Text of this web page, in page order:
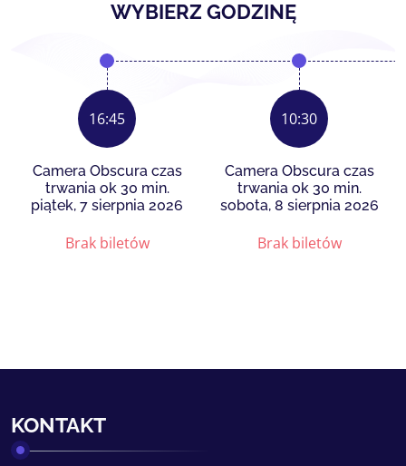
WYBIERZ GODZINĘ
16:45
Camera Obscura czas
trwania ok 30 min.
piątek, 7 sierpnia 2026
Brak biletów
10:30
Camera Obscura czas
trwania ok 30 min.
sobota, 8 sierpnia 2026
Brak biletów
KONTAKT